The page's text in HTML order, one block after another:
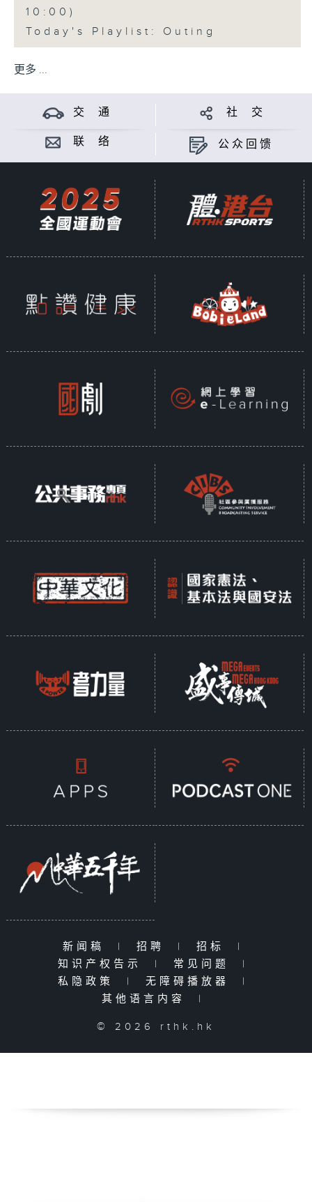
10:00)
Today's Playlist: Outing
更多 ...
交 通 社 交
联 络 公众回馈
新闻稿 | 招聘 | 招标
|
知识产权告示
| 常见问题
|
私隐政策
| 无障碍播放器
|
其他语言内容
|
© 2026 rthk.hk